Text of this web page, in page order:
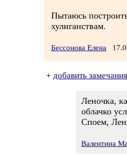
Пытаюсь
хулиганствам.
Бессонова Елена
+ добавить замечания
Леночка,
облачко
Споем,
Валентина